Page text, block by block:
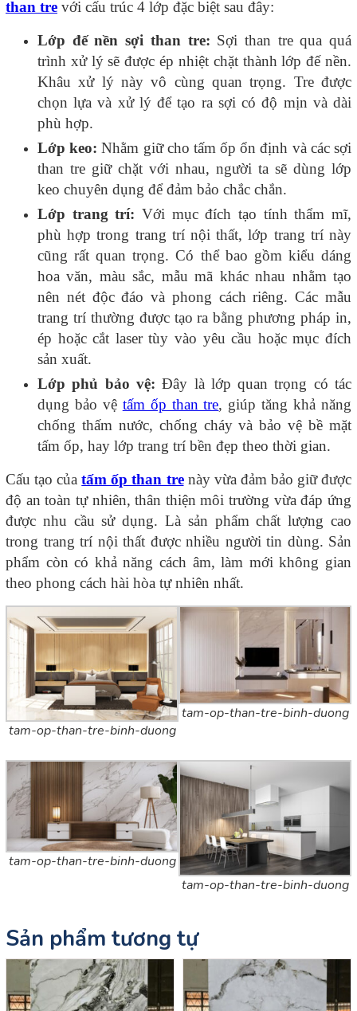
than tre với cấu trúc 4 lớp đặc biệt sau đây:
Lớp đế nền sợi than tre: Sợi than tre qua quá
trình xử lý sẽ được ép nhiệt chặt thành lớp đế nền.
Khâu xử lý này vô cùng quan trọng. Tre được
chọn lựa và xử lý để tạo ra sợi có độ mịn và dài
phù hợp.
Lớp keo: Nhằm giữ cho tấm ốp ổn định và các sợi
than tre giữ chặt với nhau, người ta sẽ dùng lớp
keo chuyên dụng để đảm bảo chắc chắn.
Lớp trang trí: Với mục đích tạo tính thẩm mĩ,
phù hợp trong trang trí nội thất, lớp trang trí này
cũng rất quan trọng. Có thể bao gồm kiểu dáng
hoa văn, màu sắc, mẫu mã khác nhau nhằm tạo
nên nét độc đáo và phong cách riêng. Các mẫu
trang trí thường được tạo ra bằng phương pháp in,
ép hoặc cắt laser tùy vào yêu cầu hoặc mục đích
sản xuất.
Lớp phủ bảo vệ: Đây là lớp quan trọng có tác
dụng bảo vệ tấm ốp than tre, giúp tăng khả năng
chống thấm nước, chống cháy và bảo vệ bề mặt
tấm ốp, hay lớp trang trí bền đẹp theo thời gian.
Cấu tạo củatấm ốp than trenày vừa đảm bảo giữ được
độ an toàn tự nhiên, thân thiện môi trường vừa đáp ứng
được nhu cầu sử dụng. Là sản phẩm chất lượng cao
trong trang trí nội thất được nhiều người tin dùng. Sản
phẩm còn có khả năng cách âm, làm mới không gian
theo phong cách hài hòa tự nhiên nhất.
tam-op-than-tre-binh-duong
tam-op-than-tre-binh-duong
tam-op-than-tre-binh-duong
tam-op-than-tre-binh-duong
Sản phẩm tương tự